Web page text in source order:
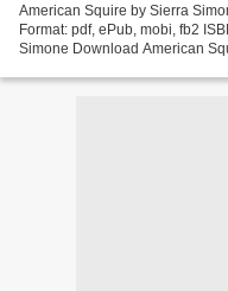
American Squire by Sierra
Format: pdf, ePub, mobi, fb2
Simone Download American